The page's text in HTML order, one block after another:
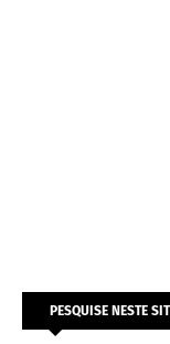
PESQUISE NESTE